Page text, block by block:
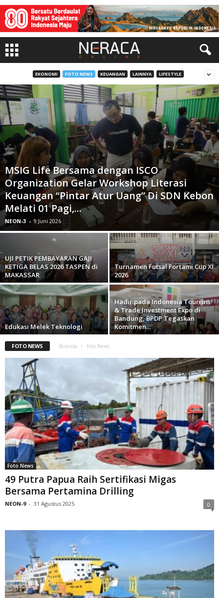
EKONOMI FOTO NEWS KEUANGAN LAINNYA LIFESTYLE
MSIG Life Bersama dengan ISCO
Organization Gelar Workshop Literasi
Keuangan “Pintar Atur Uang” Di SDN Kebon
Melati 01 Pagi,...
NEON-3 - 9 Juni 2026
UJI PETIK PEMBAYARAN GAJI
KETIGA BELAS 2026 TASPEN di
MAKASSAR
Turnamen Futsal Fortami Cup XI
2026
Edukasi Melek Teknologi
Hadir pada Indonesia Tourism
& Trade Investment Expo di
Bandung, BPDP Tegaskan
Komitmen...
FOTO NEWS Beranda Foto News
Foto News
49 Putra Papua Raih Sertifikasi Migas
Bersama Pertamina Drilling
NEON-9 - 31 Agustus 2025 0